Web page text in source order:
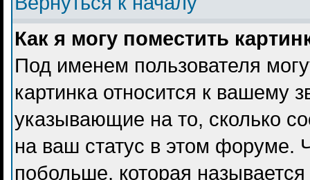
Как я могу поместить
Под именем пользователя
картинка относится к вашему
указывающие на то, сколько
на ваш статус в этом форуме.
побольше, которая